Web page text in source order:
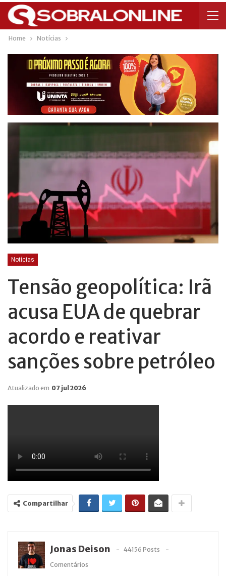
Home Notícias
Notícias
Tensão geopolítica: Irã
acusa EUA de quebrar
acordo e reativar
sanções sobre petróleo
Atualizado em 07 jul 2026
Compartilhar
Jonas Deison
44156 Posts
Comentários